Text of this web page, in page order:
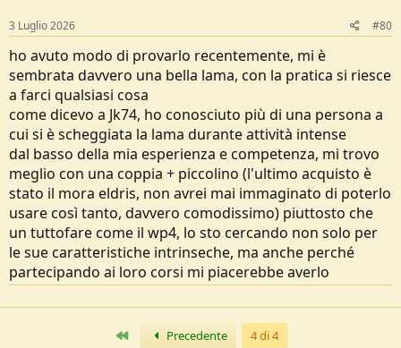
s
:
3 Luglio 2026 #80
ho avuto modo di provarlo recentemente, mi è
sembrata davvero una bella lama, con la pratica si riesce
a farci qualsiasi cosa
come dicevo a Jk74, ho conosciuto più di una persona a
cui si è scheggiata la lama durante attività intense
dal basso della mia esperienza e competenza, mi trovo
meglio con una coppia + piccolino (l'ultimo acquisto è
stato il mora eldris, non avrei mai immaginato di poterlo
usare così tanto, davvero comodissimo) piuttosto che
un tuttofare come il wp4, lo sto cercando non solo per
le sue caratteristiche intrinseche, ma anche perché
partecipando ai loro corsi mi piacerebbe averlo
Primo Precedente 4 di 4